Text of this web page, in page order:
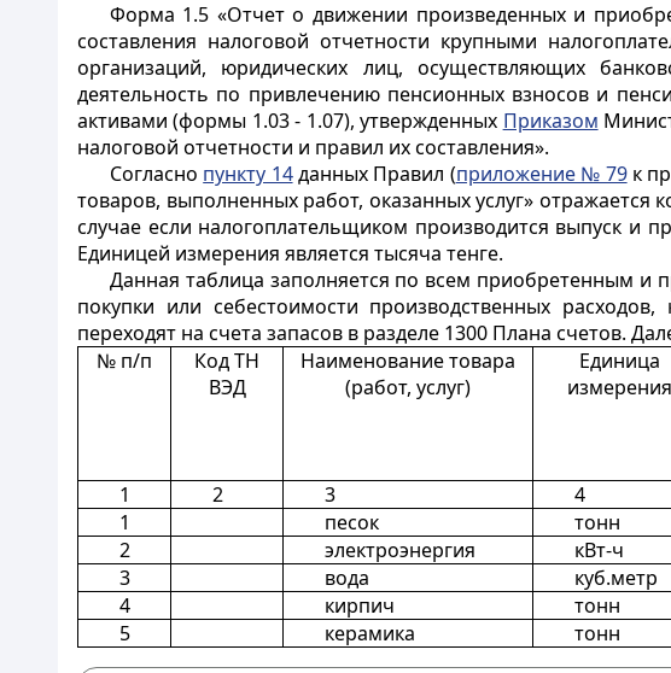
Форма 1.5 «Отчет о движении произведенных и
составления налоговой отчетности крупными
организаций, юридических лиц, осуществляющих
деятельность по привлечению пенсионных взносов и
активами (формы 1.03 - 1.07), утвержденных Приказом
налоговой отчетности и правил их составления».
Согласно пункту 14данных Правил (приложение № 79к
товаров, выполненных работ, оказанных услуг»
случае если налогоплательщиком производится выпуск и
Единицей измерения является тысяча тенге.
Данная таблица заполняется по всем приобретенным и
покупки или себестоимости производственных
переходят на счета запасов в разделе 1300 Плана счетов.
№ п/п
Код ТН
ВЭД
Наименование товара
(работ, услуг)
Единица
измерения
1 2 3 4
1
песок тонн
2
электроэнергия
кВт-ч
3
вода
куб.метр
4
кирпич тонн
5
керамика тонн